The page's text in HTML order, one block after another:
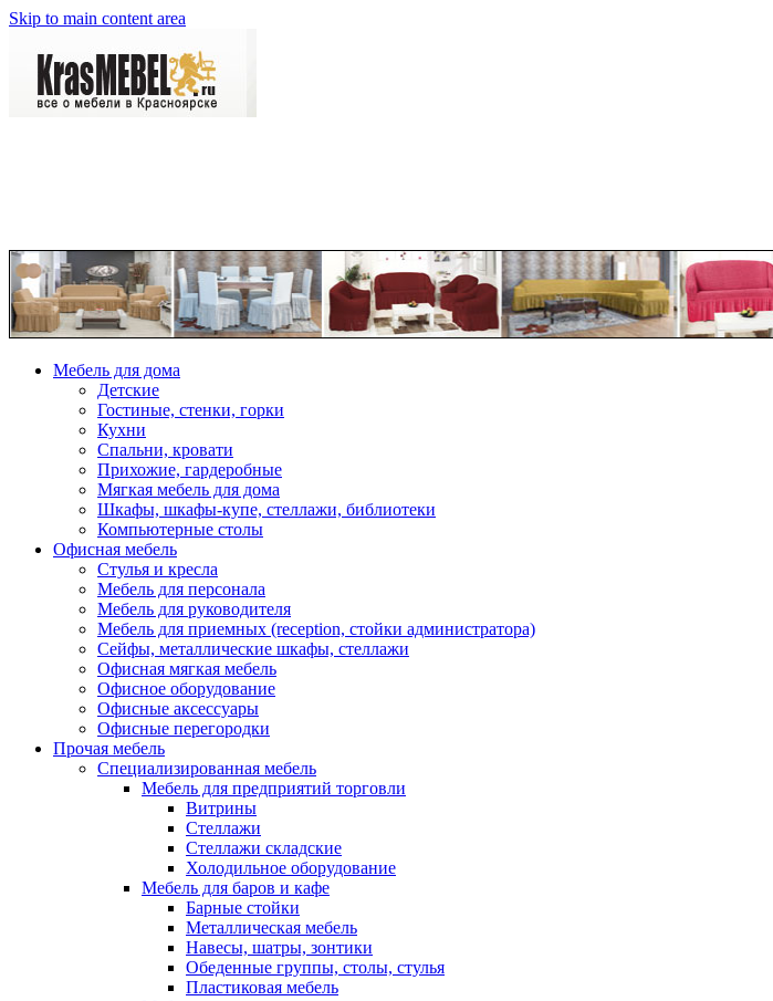
Skip to main content area
Мебель для дома
Детские
Гостиные, стенки, горки
Кухни
Спальни, кровати
Прихожие, гардеробные
Мягкая мебель для дома
Шкафы, шкафы-купе, стеллажи, библиотеки
Компьютерные столы
Офисная мебель
Стулья и кресла
Мебель для персонала
Мебель для руководителя
Мебель для приемных (reception, стойки администратора)
Сейфы, металлические шкафы, стеллажи
Офисная мягкая мебель
Офисное оборудование
Офисные аксессуары
Офисные перегородки
Прочая мебель
Специализированная мебель
Мебель для предприятий торговли
Витрины
Стеллажи
Стеллажи складские
Холодильное оборудование
Мебель для баров и кафе
Барные стойки
Металлическая мебель
Навесы, шатры, зонтики
Обеденные группы, столы, стулья
Пластиковая мебель